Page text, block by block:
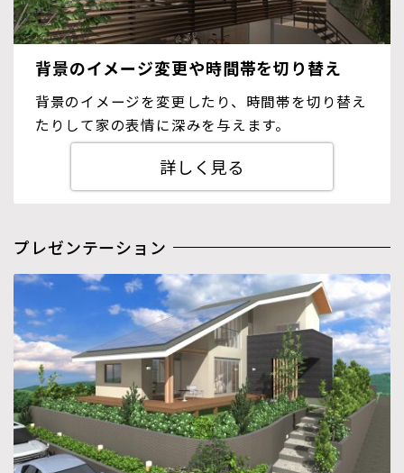
背景のイメージ変更や時間帯を切り替え
背景のイメージを変更したり、時間帯を切り替え
たりして家の表情に深みを与えます。
詳しく見る
プレゼンテーション